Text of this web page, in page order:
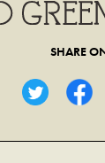
SHARE